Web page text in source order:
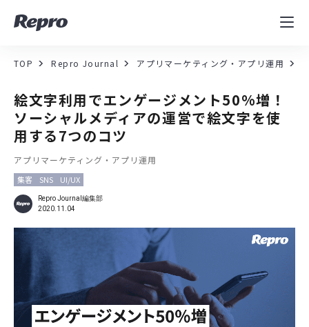
MAツール
コンサルティング
導入事例
セミナー／イベント
資料／コンテンツ
TOP Repro Journal アプリマーケティング・アプリ運用
絵文字利用でエンゲージメント50%増！
ソーシャルメディアの運営で絵文字を使
用する7つのコツ
アプリマーケティング・アプリ運用
集客 SNS UI/UX
Repro Journal編集部
2020.11.04